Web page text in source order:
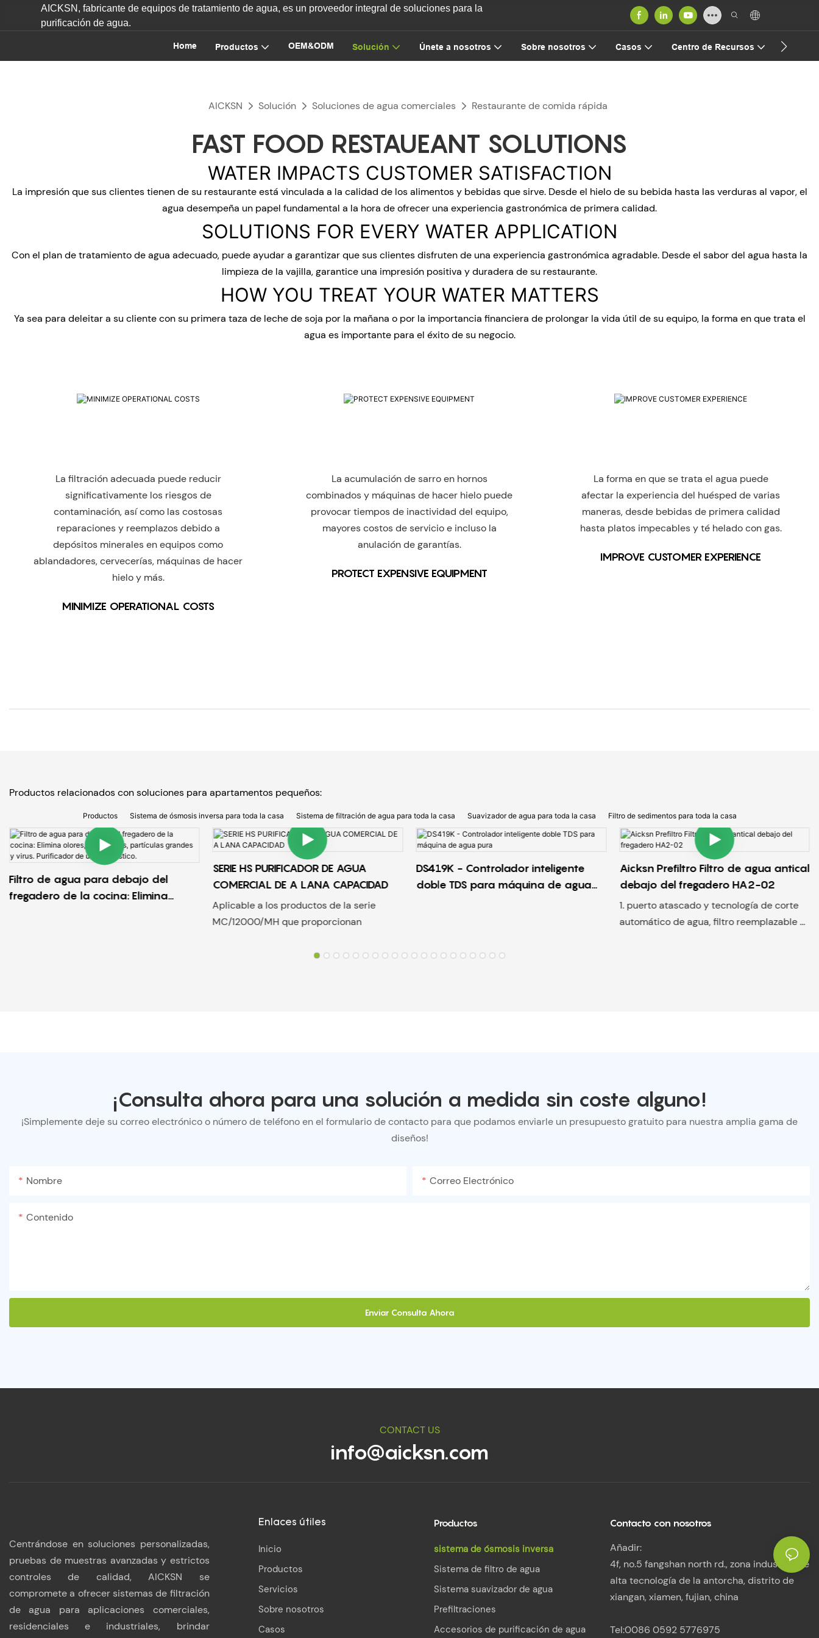
AICKSN, fabricante de equipos de tratamiento de agua, es un proveedor integral de soluciones para la
purificación de agua.
Home Productos OEM&ODM Solución Únete a nosotros Sobre nosotros Casos Centro de Recursos
AICKSN Solución Soluciones de agua comerciales Restaurante de comida rápida
FAST FOOD RESTAUEANT SOLUTIONS
WATER IMPACTS CUSTOMER SATISFACTION
La impresión que sus clientes tienen de su restaurante está vinculada a la calidad de los alimentos y bebidas que sirve. Desde el hielo de su bebida hasta las verduras al vapor, el
agua desempeña un papel fundamental a la hora de ofrecer una experiencia gastronómica de primera calidad.
SOLUTIONS FOR EVERY WATER APPLICATION
Con el plan de tratamiento de agua adecuado, puede ayudar a garantizar que sus clientes disfruten de una experiencia gastronómica agradable. Desde el sabor del agua hasta la
limpieza de la vajilla, garantice una impresión positiva y duradera de su restaurante.
HOW YOU TREAT YOUR WATER MATTERS
Ya sea para deleitar a su cliente con su primera taza de leche de soja por la mañana o por la importancia financiera de prolongar la vida útil de su equipo, la forma en que trata el
agua es importante para el éxito de su negocio.
MINIMIZE OPERATIONAL COSTS
La filtración adecuada puede reducir
significativamente los riesgos de
contaminación, así como las costosas
reparaciones y reemplazos debido a
depósitos minerales en equipos como
ablandadores, cervecerías, máquinas de hacer
hielo y más.
PROTECT EXPENSIVE EQUIPMENT
La acumulación de sarro en hornos
combinados y máquinas de hacer hielo puede
provocar tiempos de inactividad del equipo,
mayores costos de servicio e incluso la
anulación de garantías.
IMPROVE CUSTOMER EXPERIENCE
La forma en que se trata el agua puede
afectar la experiencia del huésped de varias
maneras, desde bebidas de primera calidad
hasta platos impecables y té helado con gas.
Productos relacionados con soluciones para apartamentos pequeños:
Productos Sistema de ósmosis inversa para toda la casa Sistema de filtración de agua para toda la casa Suavizador de agua para toda la casa Filtro de sedimentos para toda la casa
Filtro de agua para debajo del
fregadero de la cocina: Elimina
SERIE HS PURIFICADOR DE AGUA
COMERCIAL DE A LANA CAPACIDAD
Aplicable a los productos de la serie
MC/12000/MH que proporcionan
DS419K - Controlador inteligente
doble TDS para máquina de agua
Aicksn Prefiltro Filtro de agua antical
debajo del fregadero HA2-02
1. puerto atascado y tecnología de corte
automático de agua, filtro reemplazable y
¡Consulta ahora para una solución a medida sin coste alguno!
¡Simplemente deje su correo electrónico o número de teléfono en el formulario de contacto para que podamos enviarle un presupuesto gratuito para nuestra amplia gama de
diseños!
Nombre Correo Electrónico
Contenido
Enviar Consulta Ahora
CONTACT US
info@aicksn.com
Centrándose en soluciones personalizadas,
pruebas de muestras avanzadas y estrictos
controles de calidad, AICKSN se
compromete a ofrecer sistemas de filtración
de agua para aplicaciones comerciales,
residenciales e industriales, brindar
Enlaces útiles
Inicio
Productos
Servicios
Sobre nosotros
Casos
Productos
sistema de ósmosis inversa
Sistema de filtro de agua
Sistema suavizador de agua
Prefiltraciones
Accesorios de purificación de agua
Contacto con nosotros
Añadir:
4f, no.5 fangshan north rd., zona industrial de
alta tecnología de la antorcha, distrito de
xiangan, xiamen, fujian, china
Tel:0086 0592 5776975